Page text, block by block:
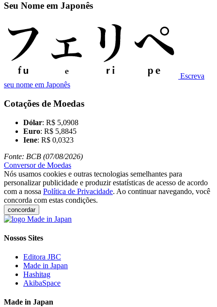
Seu Nome em Japonês
Escreva
seu nome em Japonês
Cotações de Moedas
Dólar: R$ 5,0908
Euro: R$ 5,8845
Iene: R$ 0,0323
Fonte: BCB (07/08/2026)
Conversor de Moedas
Nós usamos cookies e outras tecnologias semelhantes para
personalizar publicidade e produzir estatísticas de acesso de acordo
com a nossa Política de Privacidade. Ao continuar navegando, você
concorda com estas condições.
concordar
Nossos Sites
Editora JBC
Made in Japan
Hashitag
AkibaSpace
Made in Japan